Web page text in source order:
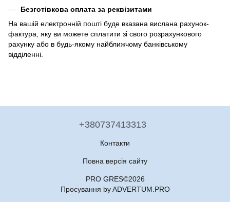
Безготівкова оплата за реквізитами
На вашій електронній пошті буде вказана вислана рахунок-
фактура, яку ви можете сплатити зі свого розрахункового
рахунку або в будь-якому найближчому банківському
відділенні.
+380737413313
Контакти
Повна версія сайту
PRO GRES©2026
Просування by ADVERTUM.PRO